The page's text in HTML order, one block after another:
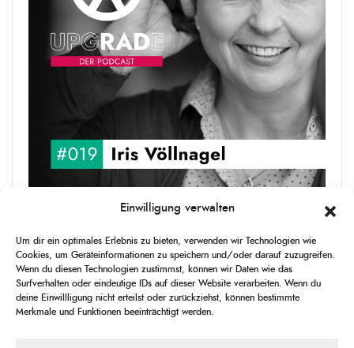
Einwilligung verwalten
Um dir ein optimales Erlebnis zu bieten, verwenden wir Technologien wie
Cookies, um Geräteinformationen zu speichern und/oder darauf zuzugreifen.
Wenn du diesen Technologien zustimmst, können wir Daten wie das
Surfverhalten oder eindeutige IDs auf dieser Website verarbeiten. Wenn du
deine Einwillligung nicht erteilst oder zurückziehst, können bestimmte
Merkmale und Funktionen beeinträchtigt werden.
upgRADe #019 Iris Völlnagel
und gearbeitet, spricht mehrere Sprachen und berichtet
leidenschaftlich gerne über das, was sie erlebt – als Journalistin,
[...]
1X
PLAY